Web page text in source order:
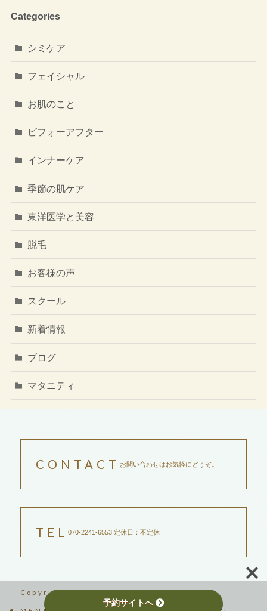
Categories
シミケア
フェイシャル
お肌のこと
ビフォーアフター
インナーケア
季節の肌ケア
東洋医学と美容
脱毛
お客様の声
スクール
新着情報
ブログ
マタニティ
CONTACT お問い合わせはお気軽にどうぞ。
TEL 070-2241-6553 定休日：不定休
Copyright ©2023吉祥寺サントリナ
予約サイトへ